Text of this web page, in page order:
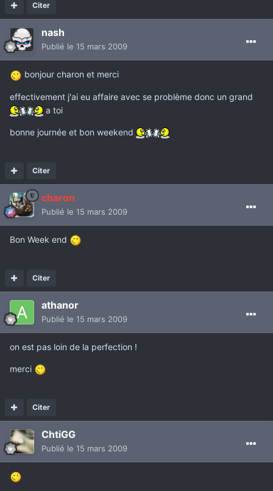
Citer
nash
Publié le 15 mars 2009
bonjour charon et merci
effectivement j'ai eu affaire avec se problème donc un grand
a toi
bonne journée et bon weekend
Citer
charon
Publié le 15 mars 2009
Bon Week end
Citer
athanor
Publié le 15 mars 2009
on est pas loin de la perfection !
merci
Citer
ChtiGG
Publié le 15 mars 2009